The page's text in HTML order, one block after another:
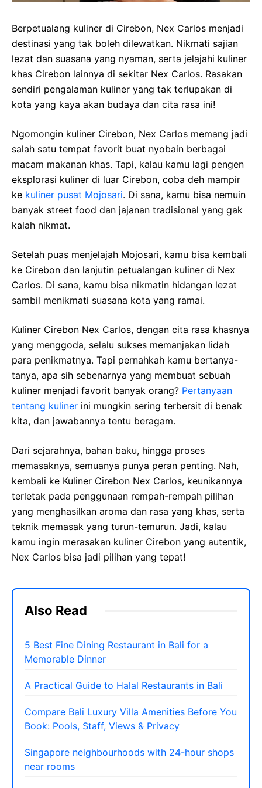
Berpetualang kuliner di Cirebon, Nex Carlos menjadi
destinasi yang tak boleh dilewatkan. Nikmati sajian
lezat dan suasana yang nyaman, serta jelajahi kuliner
khas Cirebon lainnya di sekitar Nex Carlos. Rasakan
sendiri pengalaman kuliner yang tak terlupakan di
kota yang kaya akan budaya dan cita rasa ini!
Ngomongin kuliner Cirebon, Nex Carlos memang jadi
salah satu tempat favorit buat nyobain berbagai
macam makanan khas. Tapi, kalau kamu lagi pengen
eksplorasi kuliner di luar Cirebon, coba deh mampir
ke kuliner pusat Mojosari. Di sana, kamu bisa nemuin
banyak street food dan jajanan tradisional yang gak
kalah nikmat.
Setelah puas menjelajah Mojosari, kamu bisa kembali
ke Cirebon dan lanjutin petualangan kuliner di Nex
Carlos. Di sana, kamu bisa nikmatin hidangan lezat
sambil menikmati suasana kota yang ramai.
Kuliner Cirebon Nex Carlos, dengan cita rasa khasnya
yang menggoda, selalu sukses memanjakan lidah
para penikmatnya. Tapi pernahkah kamu bertanya-
tanya, apa sih sebenarnya yang membuat sebuah
kuliner menjadi favorit banyak orang? Pertanyaan
tentang kuliner ini mungkin sering terbersit di benak
kita, dan jawabannya tentu beragam.
Dari sejarahnya, bahan baku, hingga proses
memasaknya, semuanya punya peran penting. Nah,
kembali ke Kuliner Cirebon Nex Carlos, keunikannya
terletak pada penggunaan rempah-rempah pilihan
yang menghasilkan aroma dan rasa yang khas, serta
teknik memasak yang turun-temurun. Jadi, kalau
kamu ingin merasakan kuliner Cirebon yang autentik,
Nex Carlos bisa jadi pilihan yang tepat!
Also Read
5 Best Fine Dining Restaurant in Bali for a
Memorable Dinner
A Practical Guide to Halal Restaurants in Bali
Compare Bali Luxury Villa Amenities Before You
Book: Pools, Staff, Views & Privacy
Singapore neighbourhoods with 24-hour shops
near rooms